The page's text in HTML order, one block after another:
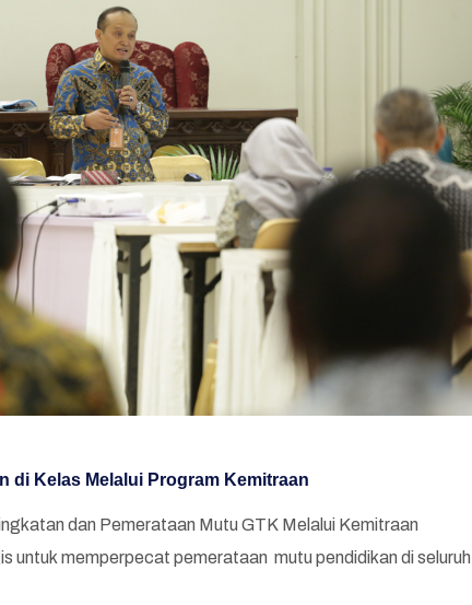
di Kelas Melalui Program Kemitraan
dan Pemerataan Mutu GTK Melalui Kemitraan
untuk memperpecat pemerataan mutu pendidikan di seluruh